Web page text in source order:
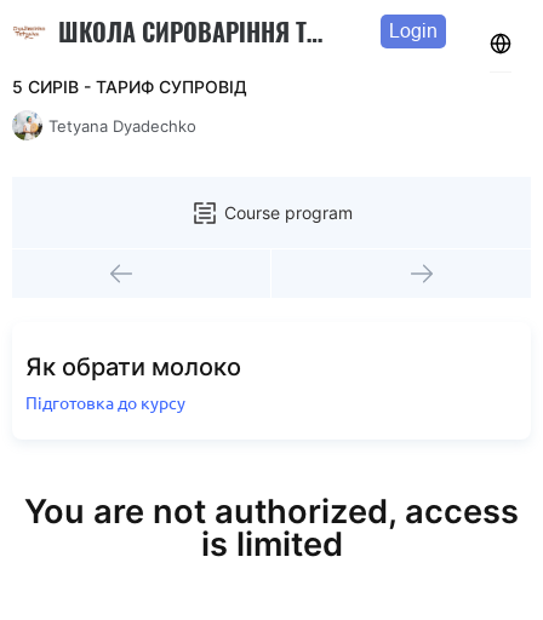
ШКОЛА СИРОВАРІННЯ ТЕТЯНИ ДЯДЕЧКО Login
5 СИРІВ - ТАРИФ СУПРОВІД
Tetyana Dyadechko
Course program
Як обрати молоко
Підготовка до курсу
You are not authorized, access
is limited